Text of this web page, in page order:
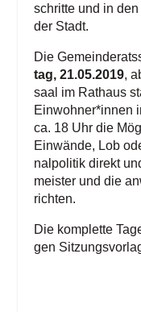
schrit­te und in
der Stadt.
Die
tag, 21.05.2019,
saal im Rat­haus
Einwohner*innen
ca. 18 Uhr die
Ein­wän­de, Lob
nal­po­li­tik direkt
meis­ter und die
richten.
Die kom­plet­te
gen